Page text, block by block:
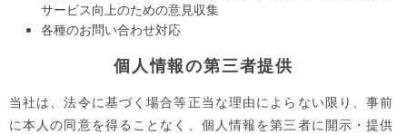
サービス向上のための意見収集
各種のお問い合わせ対応
個人情報の第三者提供
当社は、法令に基づく場合等正当な理由によらない限り、事前
に本人の同意を得ることなく、個人情報を第三者に開示・提供